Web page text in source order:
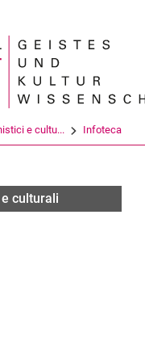
Search term
e cultu... Infoteca
culturali